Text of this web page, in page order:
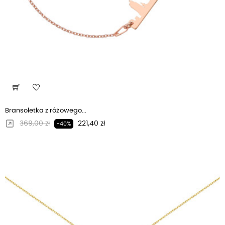
Bransoletka z różowego...
Regularna cena
369,00 zł -40% Cena
221,40 zł